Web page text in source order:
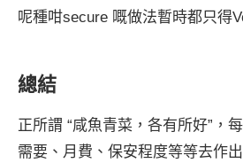
呢種咁secure 嘅做法暫時都只得
總結
正所謂 “咸魚青菜，各有所好”，
需要、月費、保安程度等等去作